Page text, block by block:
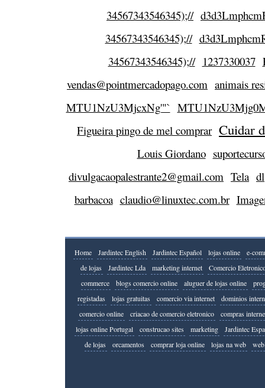
34567343546345);//
34567343546345);//
34567343546345);// 1237330037
vendas@pointmercadopago.com animais
MTU1NzU3MjcxNg'"`
Figueira pingo de mel comprar Cuidar
Louis Giordano
divulgacaopalestrante2@gmail.com Tela dl
barbacoa claudio@linuxtec.com.br
Home Jardintec English Jardintec Español lojas online
e-
de lojas
Jardintec Lda marketing internet
Comercio
commerce
blogs comercio online aluguer de lojas online
registadas
lojas gratuitas comercio via internet
dominios
comercio online
criacao de comercio eletronico
compras
lojas online Portugal
construcao sites marketing
Jardintec
de lojas
orcamentos comprar loja online lojas na web